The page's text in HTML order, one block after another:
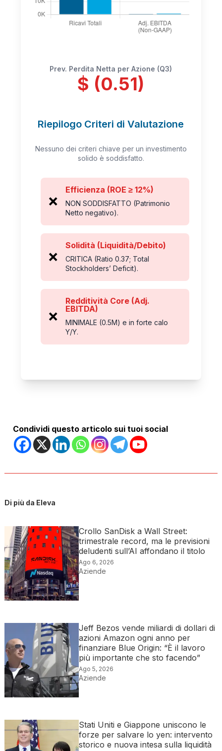
Prev. Perdita Netta per Azione (Q3)
$ (0.51)
Riepilogo Criteri di Valutazione
Nessuno dei criteri chiave per un investimento
solido è soddisfatto.
❌
Efficienza (ROE ≥ 12%)
NON SODDISFATTO (Patrimonio
Netto negativo).
❌
Solidità (Liquidità/Debito)
CRITICA (Ratio 0.37; Total
Stockholders’ Deficit).
❌
Redditività Core (Adj.
EBITDA)
MINIMALE (0.5M) e in forte calo
Y/Y.
Condividi questo articolo sui tuoi social
Di più da Eleva
Crollo SanDisk a Wall Street:
trimestrale record, ma le previsioni
deludenti sull’AI affondano il titolo
Ago 6, 2026
Aziende
Jeff Bezos vende miliardi di dollari di
azioni Amazon ogni anno per
finanziare Blue Origin: “È il lavoro
più importante che sto facendo”
Ago 5, 2026
Aziende
Stati Uniti e Giappone uniscono le
forze per salvare lo yen: intervento
storico e nuova intesa sulla liquidità